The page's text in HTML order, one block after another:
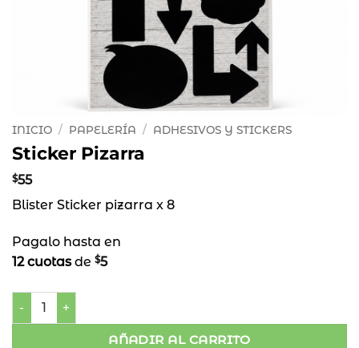
INICIO / PAPELERÍA / ADHESIVOS Y STICKERS
Sticker Pizarra
$55
Blister Sticker pizarra x 8
Pagalo hasta en
12 cuotasde $5
Sticker Pizarra cantidad
AÑADIR AL CARRITO